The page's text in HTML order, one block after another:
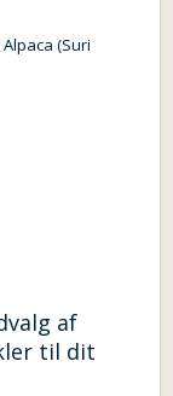
(Suri
af
til dit